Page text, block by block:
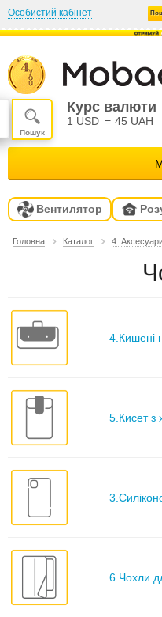
Особистий кабінет
Курс валюти
1 USD = 45 UAH
Вентилятор
Головна Каталог 4.
4.Кишені
5.Кисет з
6.Чохли